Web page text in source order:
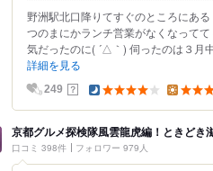
野洲駅北口降りてすぐのところにあ
つのまにかランチ営業がなくなって
気だったのに( ´△｀) 伺ったのは３月
詳細を見る
249 ？
京都グルメ探検隊風雲龍虎編！ときどき
口コミ 398件 フォロワー 979人